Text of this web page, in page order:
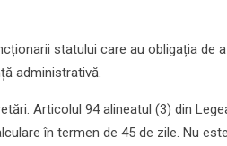
statului care au obligația de
administrativă.
Articolul 94 alineatul (3) din
în termen de 45 de zile. Nu